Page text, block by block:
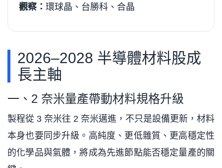
觀察： 環球晶、台勝科、合晶
2026–2028 半導體材料股成
長主軸
一、2 奈米量產帶動材料規格升級
製程從 3 奈米往 2 奈米邁進，不只是設備更新，材料
本身也要同步升級。高純度、更低雜質、更高穩定性
的化學品與氣體，將成為先進節點能否穩定量產的關